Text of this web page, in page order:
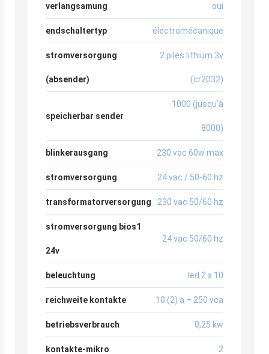
verlangsamung oui
endschaltertyp électromécanique
stromversorgung
(absender)
2 piles lithium 3v
(cr2032)
speicherbar sender
1000 (jusqu’à
8000)
blinkerausgang 230 vac 60w max
stromversorgung 24 vac / 50-60 hz
transformatorversorgung 230 vac 50/60 hz
stromversorgung bios1
24v
24 vac 50/60 hz
beleuchtung led 2 x 10
reichweite kontakte 10 (2) a – 250 vca
betriebsverbrauch 0,25 kw
kontakte-mikro 2